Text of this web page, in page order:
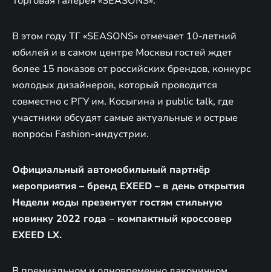
В этом году ТГ «SEASONS» отмечает 10-летний
юбилей и в самом центре Москвы гостей ждет
более 15 показов от российских брендов, конкурс
молодых дизайнеров, который проводится
совместно с РГУ им. Косыгина и public talk, где
участники обсудят самые актуальные и острые
вопросы Fashion-индустрии.
Официальный автомобильный партнёр
мероприятия – бренд EXEED – в день открытия
Недели моды презентует гостям стильную
новинку 2022 года – компактный кроссовер
EXEED LX.